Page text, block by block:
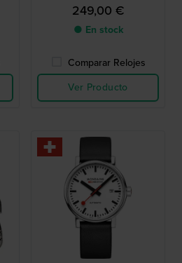
249,00 €
● En stock
Comparar Relojes
Ver Producto